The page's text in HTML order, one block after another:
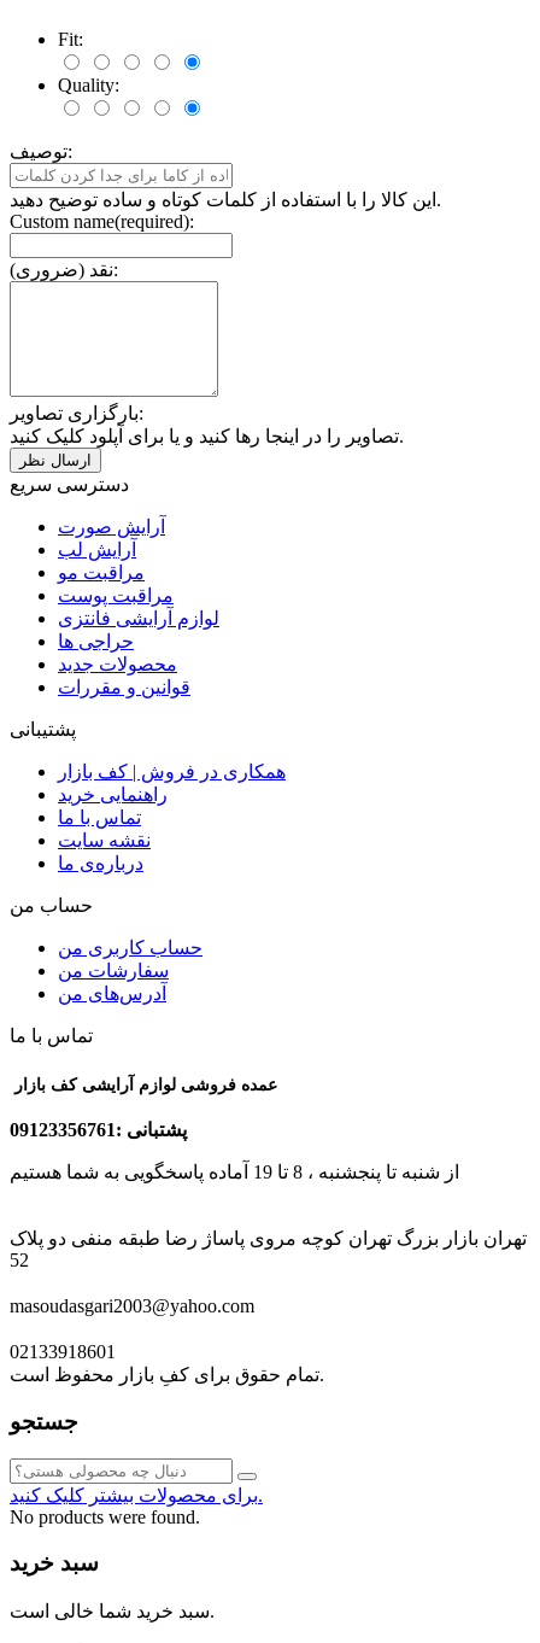
Fit:
Quality:
توصیف:
این کالا را با استفاده از کلمات کوتاه و ساده توضیح دهید.
Custom name(required):
نقد (ضروری):
بارگزاری تصاویر:
تصاویر را در اینجا رها کنید و یا برای آپلود کلیک کنید.
دسترسی سریع
آرایش صورت
آرایش لب
مراقبت مو
مراقبت پوست
لوازم آرایشی فانتزی
حراجی ها
محصولات جدید
قوانین و مقررات
پشتیبانی
همکاری در فروش | کف بازار
راهنمایی خرید
تماس با ما
نقشه سایت
درباره‌ی ما
حساب من
حساب کاربری من
سفارشات من
آدرس‌های من
تماس با ما
پشتبانی :09123356761
از شنبه تا پنجشنبه ، 8 تا 19 آماده پاسخگویی به شما هستیم
تهران بازار بزرگ تهران کوچه مروی پاساژ رضا طبقه منفی دو پلاک
52
masoudasgari2003@yahoo.com
02133918601
تمام حقوق برای کفِ بازار محفوظ است.
جستجو
برای محصولات بیشتر کلیک کنید.
No products were found.
سبد خرید
سبد خرید شما خالی است.